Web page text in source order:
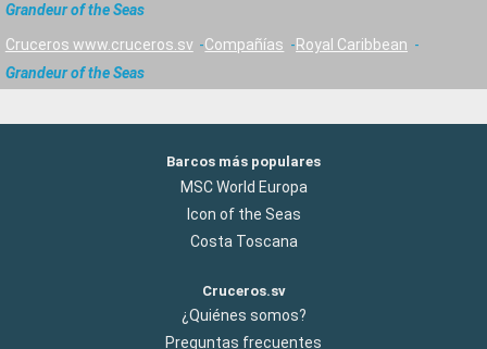
Grandeur of the Seas
Cruceros www.cruceros.sv Compañías
Royal Caribbean
Grandeur of the Seas
Barcos más populares
MSC World Europa
Icon of the Seas
Costa Toscana
Cruceros.sv
¿Quiénes somos?
Preguntas frecuentes